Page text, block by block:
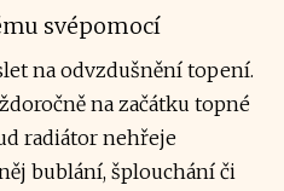
svépomocí
na odvzdušnění topení.
na začátku topné
radiátor nehřeje
bublání, šplouchání či